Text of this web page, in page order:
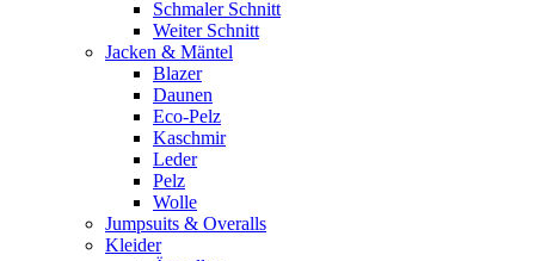
Schmaler Schnitt
Weiter Schnitt
Jacken & Mäntel
Blazer
Daunen
Eco-Pelz
Kaschmir
Leder
Pelz
Wolle
Jumpsuits & Overalls
Kleider